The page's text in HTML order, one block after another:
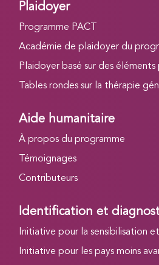
Plaidoyer
Programme PACT
Académie de plaidoyer du
Plaidoyer basé sur des
Tables rondes sur la thérapie
Aide humanitaire
À propos du programme
Témoignages
Contributeurs
Identification et
Initiative pour la sensibilisation
Initiative pour les pays moins